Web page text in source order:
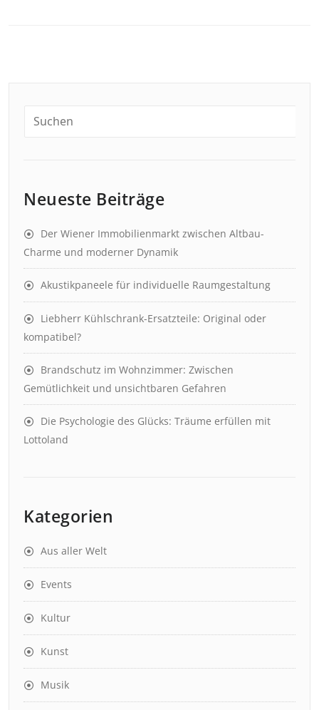
Neueste Beiträge
Der Wiener Immobilienmarkt zwischen Altbau-
Charme und moderner Dynamik
Akustikpaneele für individuelle Raumgestaltung
Liebherr Kühlschrank-Ersatzteile: Original oder
kompatibel?
Brandschutz im Wohnzimmer: Zwischen
Gemütlichkeit und unsichtbaren Gefahren
Die Psychologie des Glücks: Träume erfüllen mit
Lottoland
Kategorien
Aus aller Welt
Events
Kultur
Kunst
Musik